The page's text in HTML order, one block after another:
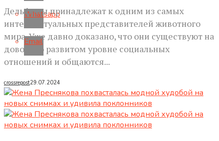
Whatsapp
Email
Дельфины принадлежат к одним из самых
интеллектуальных представителей животного
мира. Уже давно доказано, что они существуют на
довольно развитом уровне социальных
отношений и общаются...
crossrepost29.07.2024